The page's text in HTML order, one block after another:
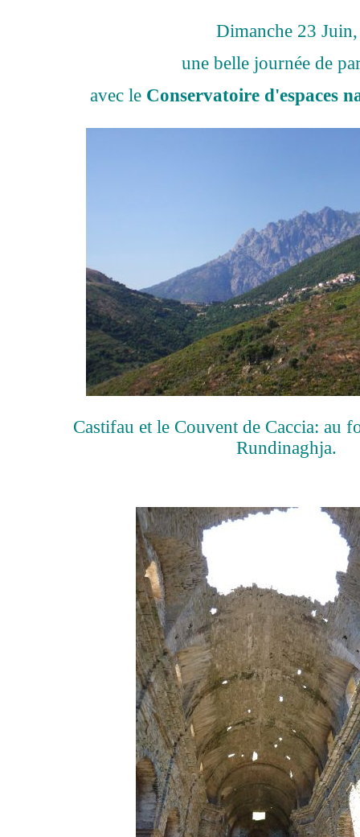
Dimanche 23 Juin,
une belle journée de
avec le Conservatoire d'espaces
Castifau et le Couvent de Caccia: au
Rundinaghja.